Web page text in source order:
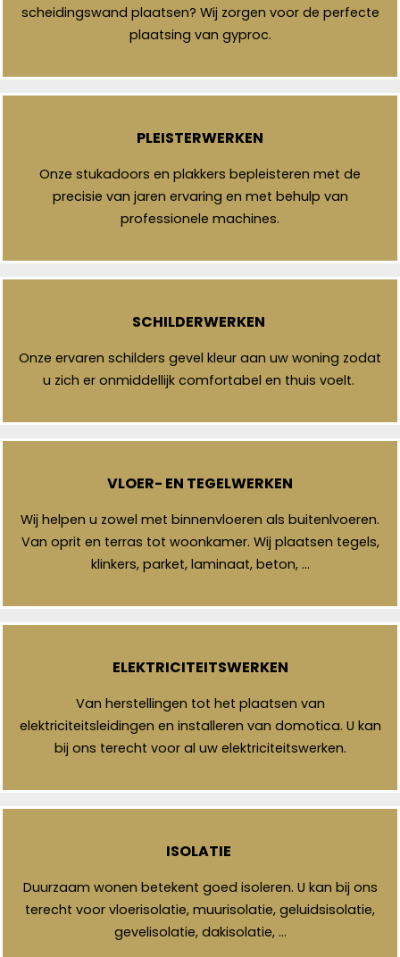
scheidingswand plaatsen? Wij zorgen voor de perfecte
plaatsing van gyproc.
PLEISTERWERKEN
Onze stukadoors en plakkers bepleisteren met de
precisie van jaren ervaring en met behulp van
professionele machines.
SCHILDERWERKEN
Onze ervaren schilders gevel kleur aan uw woning zodat
u zich er onmiddellijk comfortabel en thuis voelt.
VLOER- EN TEGELWERKEN
Wij helpen u zowel met binnenvloeren als buitenlvoeren.
Van oprit en terras tot woonkamer. Wij plaatsen tegels,
klinkers, parket, laminaat, beton, …
ELEKTRICITEITSWERKEN
Van herstellingen tot het plaatsen van
elektriciteitsleidingen en installeren van domotica. U kan
bij ons terecht voor al uw elektriciteitswerken.
ISOLATIE
Duurzaam wonen betekent goed isoleren. U kan bij ons
terecht voor vloerisolatie, muurisolatie, geluidsisolatie,
gevelisolatie, dakisolatie, …